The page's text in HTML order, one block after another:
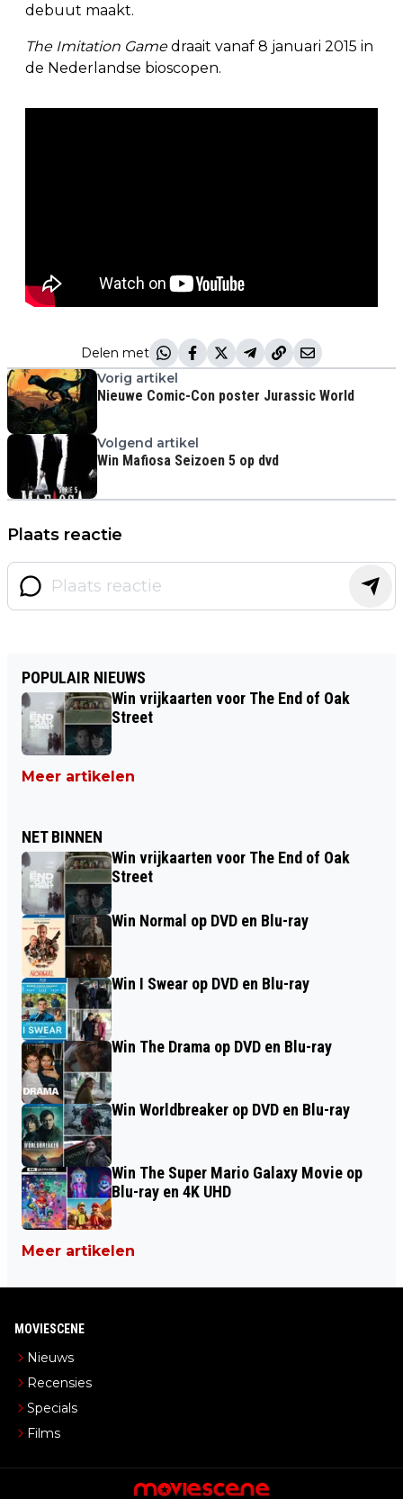
debuut maakt.
The Imitation Gamedraait vanaf 8 januari 2015 in
de Nederlandse bioscopen.
Delen met
Vorig artikel
Nieuwe Comic-Con poster Jurassic World
Volgend artikel
Win Mafiosa Seizoen 5 op dvd
Plaats reactie
POPULAIR NIEUWS
Win vrijkaarten voor The End of Oak
Street
Meer artikelen
NET BINNEN
Win vrijkaarten voor The End of Oak
Street
Win Normal op DVD en Blu-ray
Win I Swear op DVD en Blu-ray
Win The Drama op DVD en Blu-ray
Win Worldbreaker op DVD en Blu-ray
Win The Super Mario Galaxy Movie op
Blu-ray en 4K UHD
Meer artikelen
MOVIESCENE
Nieuws
Recensies
Specials
Films